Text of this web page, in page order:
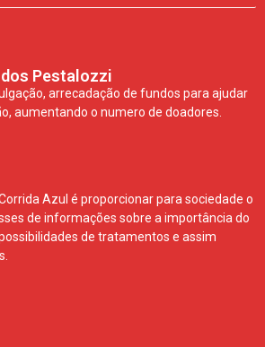
Pestalozzi
arrecadação de fundos para ajudar
aumentando o numero de doadores.
Azul é proporcionar para sociedade o
de informações sobre a importância do
de tratamentos e assim